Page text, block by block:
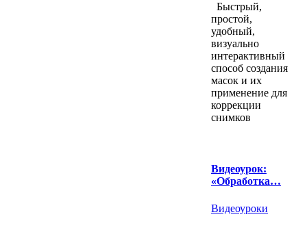
Быстрый,
простой,
удобный,
визуально
интерактивный
способ создания
масок и их
применение для
коррекции
снимков
Видеоурок:
«Обработка…
Видеоуроки